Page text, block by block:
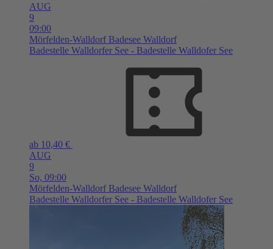
AUG
9
09:00
Mörfelden-Walldorf Badesee Walldorf
Badestelle Walldorfer See - Badestelle Walldofer See
ab 10,40 €
AUG
9
So, 09:00
Mörfelden-Walldorf Badesee Walldorf
Badestelle Walldorfer See - Badestelle Walldofer See